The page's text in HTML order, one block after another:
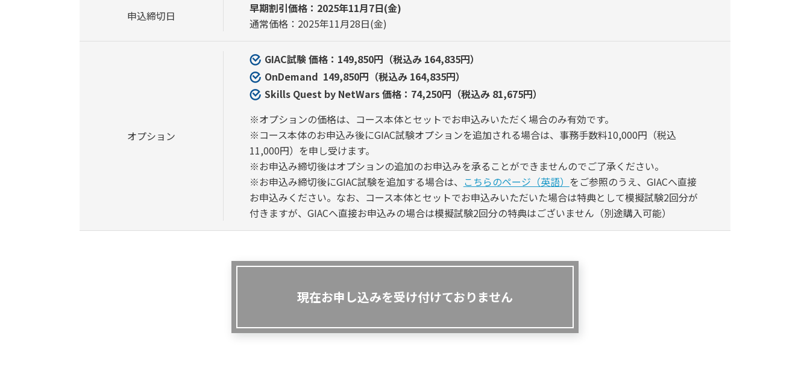
申込締切日
早期割引価格：2025年11月7日(金)
通常価格：2025年11月28日(金)
オプション
GIAC試験 価格：149,850円（税込み 164,835円）
OnDemand 149,850円（税込み 164,835円）
Skills Quest by NetWars 価格：74,250円（税込み 81,675円）
※オプションの価格は、コース本体とセットでお申込みいただく場合のみ有効です。
※コース本体のお申込み後にGIAC試験オプションを追加される場合は、事務手数料10,000円（税込
11,000円）を申し受けます。
※お申込み締切後はオプションの追加のお申込みを承ることができませんのでご了承ください。
※お申込み締切後にGIAC試験を追加する場合は、 こちらのページ（英語） をご参照のうえ、GIACへ直接
お申込みください。なお、コース本体とセットでお申込みいただいた場合は特典として模擬試験2回分が
付きますが、GIACへ直接お申込みの場合は模擬試験2回分の特典はございません（別途購入可能）
現在お申し込みを受け付けておりません